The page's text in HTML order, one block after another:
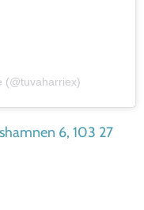
(@tuvaharriex)
6, 103 27